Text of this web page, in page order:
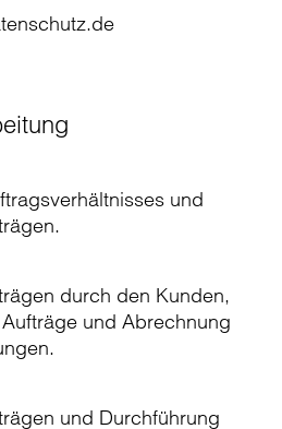
und
durch den Kunden,
und Abrechnung
und Durchführung